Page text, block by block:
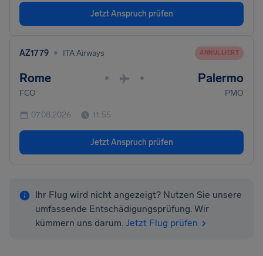
Jetzt Anspruch prüfen
AZ1779 • ITA Airways ANNULLIERT
Rome • • Palermo
FCO PMO
07.08.2026 11:55
Jetzt Anspruch prüfen
Ihr Flug wird nicht angezeigt? Nutzen Sie unsere
umfassende Entschädigungsprüfung. Wir
kümmern uns darum. Jetzt Flug prüfen